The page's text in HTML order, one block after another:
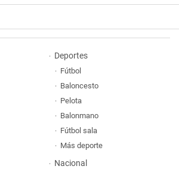
Deportes
Fútbol
Baloncesto
Pelota
Balonmano
Fútbol sala
Más deporte
Nacional